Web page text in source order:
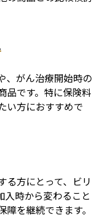
、がん治療開始時の
品です。特に保険料
い方におすすめで
る方にとって、ビリ
入時から変わること
を継続できます。